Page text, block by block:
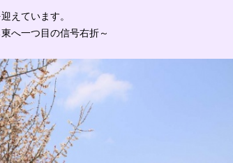
えています。
へ一つ目の信号右折～